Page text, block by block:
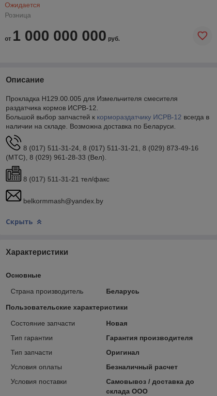
Ожидается
Розница
от 1 000 000 000 руб.
Описание
Прокладка Н129.00.005 для Измельчителя смесителя
раздатчика кормов ИСРВ-12.
Большой выбор запчастей к кормораздатчику ИСРВ-12 всегда в
наличии на складе. Возможна доставка по Беларуси.
8 (017) 511-31-24, 8 (017) 511-31-21, 8 (029) 873-49-16
(МТС), 8 (029) 961-28-33 (Вел).
8 (017) 511-31-21 тел/факс
belkormmash@yandex.by
Скрыть
Характеристики
Основные
Страна производитель Беларусь
Пользовательские характеристики
Состояние запчасти
Новая
Тип гарантии
Гарантия производителя
Тип запчасти
Оригинал
Условия оплаты
Безналичный расчет
Условия поставки
Самовывоз / доставка до
склада ООО